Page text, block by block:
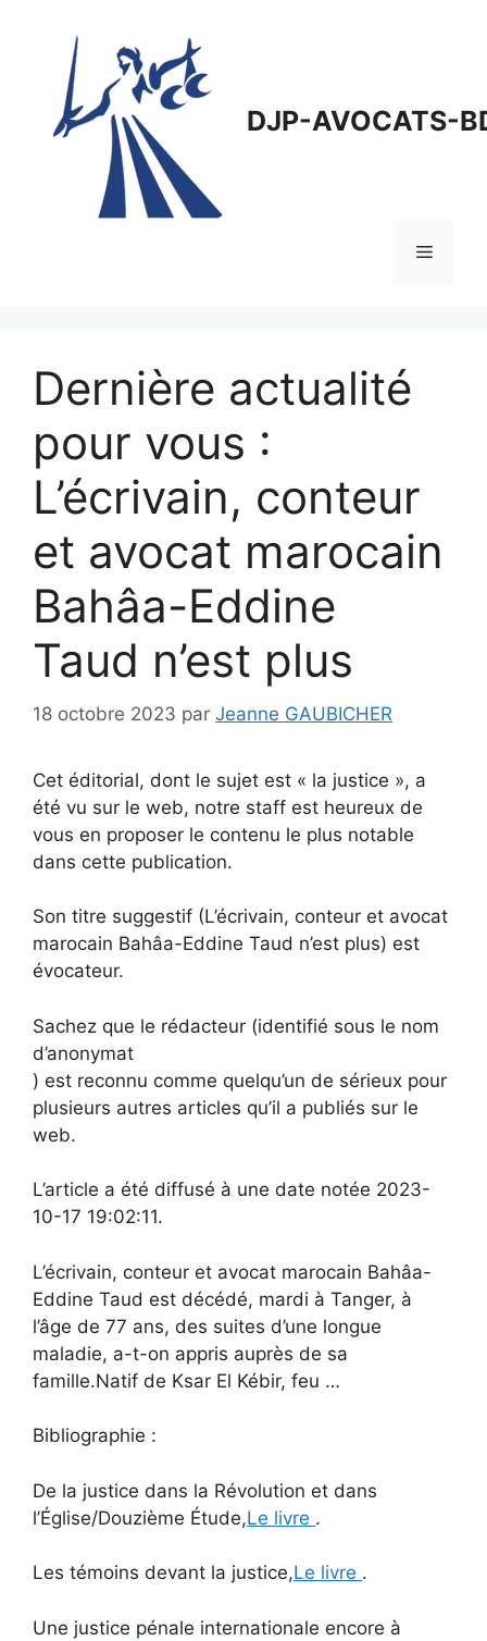
DJP-AVOCATS-
Menu
Dernière actualité
pour vous :
L’écrivain, conteur
et avocat marocain
Bahâa-Eddine
Taud n’est plus
18 octobre 2023 par Jeanne GAUBICHER
Cet éditorial, dont le sujet est « la justice », a
été vu sur le web, notre staff est heureux de
vous en proposer le contenu le plus notable
dans cette publication.
Son titre suggestif (L’écrivain, conteur et avocat
marocain Bahâa-Eddine Taud n’est plus) est
évocateur.
Sachez que le rédacteur (identifié sous le nom
d’anonymat
) est reconnu comme quelqu’un de sérieux pour
plusieurs autres articles qu’il a publiés sur le
web.
L’article a été diffusé à une date notée 2023-
10-17 19:02:11.
L’écrivain, conteur et avocat marocain Bahâa-
Eddine Taud est décédé, mardi à Tanger, à
l’âge de 77 ans, des suites d’une longue
maladie, a-t-on appris auprès de sa
famille.Natif de Ksar El Kébir, feu …
Bibliographie :
De la justice dans la Révolution et dans
l’Église/Douzième Étude,Le livre .
Les témoins devant la justice,Le livre .
Une justice pénale internationale encore à